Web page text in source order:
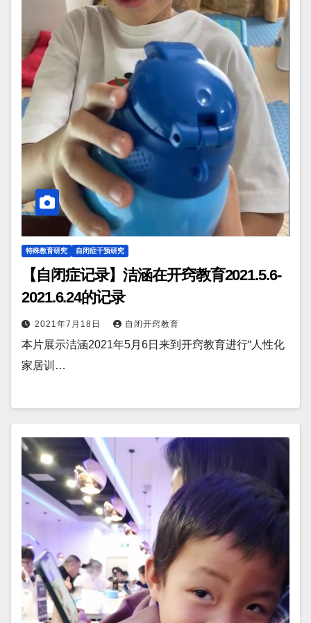
特殊教育研究 自闭症干预研究
【自闭症记录】洁涵在开窍教育2021.5.6-
2021.6.24的记录
2021年7月18日 自闭开窍教育
本片展示洁涵2021年5月6日来到开窍教育进行“人性化
家居训…